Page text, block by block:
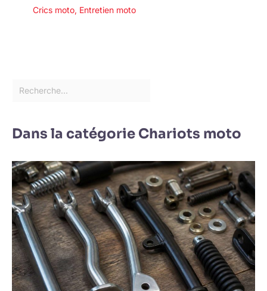
Crics moto, Entretien moto
Dans la catégorie Chariots moto